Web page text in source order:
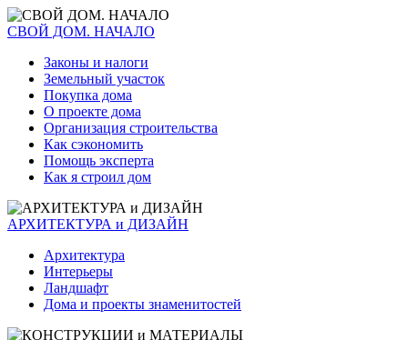
СВОЙ ДОМ. НАЧАЛО
Законы и налоги
Земельный участок
Покупка дома
О проекте дома
Организация строительства
Как сэкономить
Помощь эксперта
Как я строил дом
АРХИТЕКТУРА и ДИЗАЙН
Архитектура
Интерьеры
Ландшафт
Дома и проекты знаменитостей